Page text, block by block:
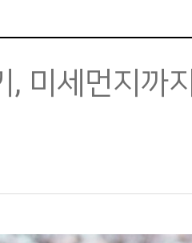
미세먼지까